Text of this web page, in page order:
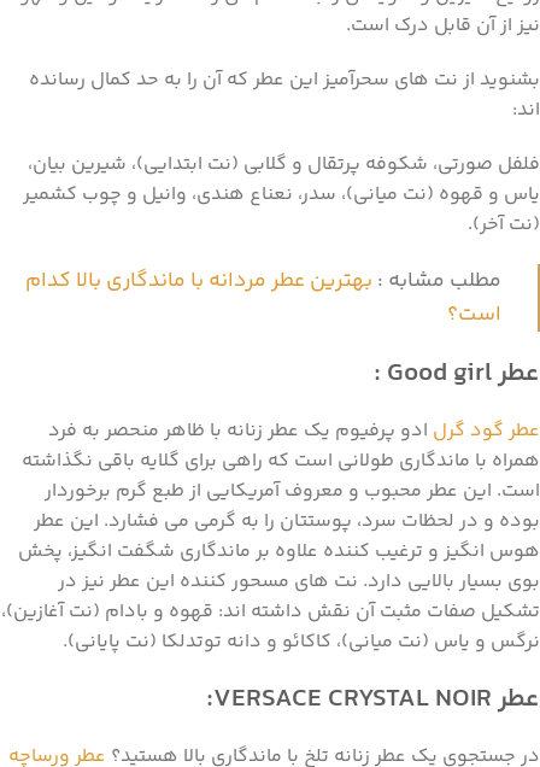
نیز از آن قابل درک است.
بشنوید از نت های سحرآمیز این عطر که آن را به حد کمال رسانده
اند:
فلفل صورتی، شکوفه پرتقال و گلابی (نت ابتدایی)، شیرین بیان،
یاس و قهوه (نت میانی)، سدر، نعناع هندی، وانیل و چوب کشمیر
(نت آخر).
مطلب مشابه : بهترین عطر مردانه با ماندگاری بالا کدام
است؟
عطر Good girl :
عطر گود گرل ادو پرفیوم یک عطر زنانه با ظاهر منحصر به فرد
همراه با ماندگاری طولانی است که راهی برای گلایه باقی نگذاشته
است. این عطر محبوب و معروف آمریکایی از طبع گرم برخوردار
بوده و در لحظات سرد، پوستتان را به گرمی می فشارد. این عطر
هوس انگیز و ترغیب کننده علاوه بر ماندگاری شگفت انگیز، پخش
بوی بسیار بالایی دارد. نت های مسحور کننده این عطر نیز در
تشکیل صفات مثبت آن نقش داشته اند: قهوه و بادام (نت آغازین)،
نرگس و یاس (نت میانی)، کاکائو و دانه توتدلکا (نت پایانی).
عطرVERSACE CRYSTAL NOIR
:
در جستجوی یک عطر زنانه تلخ با ماندگاری بالا هستید؟ عطر ورساچه